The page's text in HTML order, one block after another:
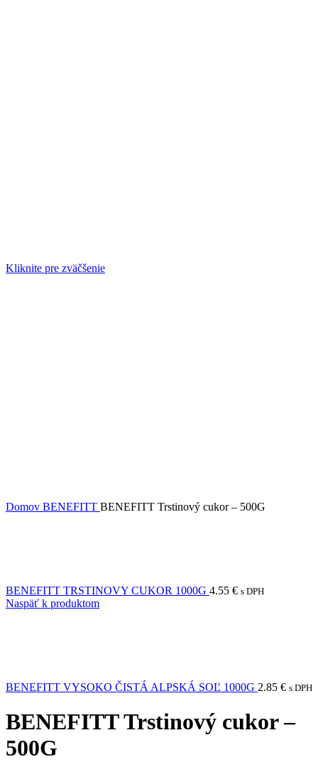
Kliknite pre zväčšenie
Domov BENEFITT BENEFITT Trstinový cukor – 500G
BENEFITT TRSTINOVY CUKOR 1000G 4.55 € s DPH
Naspäť k produktom
BENEFITT VYSOKO ČISTÁ ALPSKÁ SOĽ 1000G 2.85 € s DPH
BENEFITT Trstinový cukor –
500G